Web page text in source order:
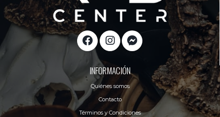
INFORMACIÓN
Quiénes somos
Contacto
Términos y Condiciones